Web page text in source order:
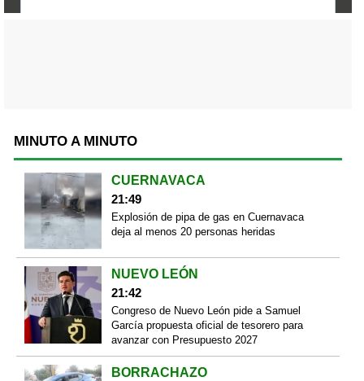
MINUTO A MINUTO
CUERNAVACA
21:49
Explosión de pipa de gas en Cuernavaca
deja al menos 20 personas heridas
NUEVO LEÓN
21:42
Congreso de Nuevo León pide a Samuel
García propuesta oficial de tesorero para
avanzar con Presupuesto 2027
BORRACHAZO